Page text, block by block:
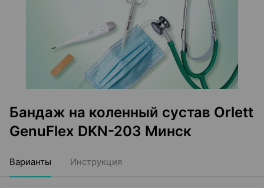
Бандаж на коленный сустав Orlett
GenuFlex DKN-203 Минск
Варианты Инструкция